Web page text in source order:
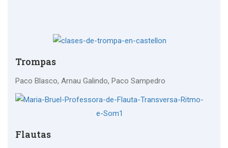
Trompas
Paco Blasco, Arnau Galindo, Paco Sampedro
Flautas